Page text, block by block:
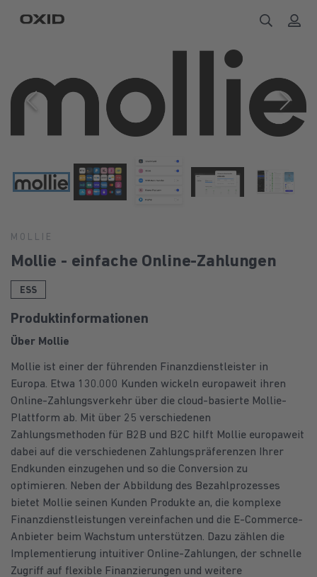
MOLLIE
Mollie - einfache Online-Zahlungen
ESS
Produktinformationen
Über Mollie
Mollie ist einer der führenden Finanzdienstleister in
Europa. Etwa 130.000 Kunden wickeln europaweit ihren
Online-Zahlungsverkehr über die cloud-basierte Mollie-
Plattform ab. Mit über 25 verschiedenen
Zahlungsmethoden für B2B und B2C hilft Mollie europaweit
dabei auf die verschiedenen Zahlungspräferenzen Ihrer
Endkunden einzugehen und so die Conversion zu
optimieren. Neben der Abbildung des Bezahlprozesses
bietet Mollie seinen Kunden Produkte an, die komplexe
Finanzdienstleistungen vereinfachen und die E-Commerce-
Anbieter beim Wachstum unterstützen. Dazu zählen die
Implementierung intuitiver Online-Zahlungen, der schnelle
Zugriff auf flexible Finanzierungen und weitere